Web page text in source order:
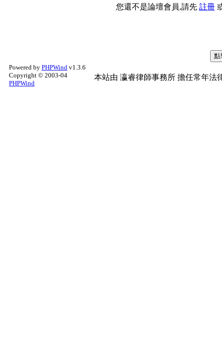
您還不是論壇會員,請先 註冊
Powered by PHPWind v1.3.6
Copyright © 2003-04
PHPWind
本站由 瀛睿律師事務所 擔任常年法